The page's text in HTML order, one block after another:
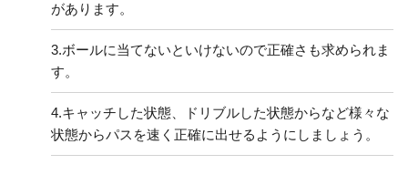
があります。
3.ボールに当てないといけないので正確さも求められま
す。
4.キャッチした状態、ドリブルした状態からなど様々な
状態からパスを速く正確に出せるようにしましょう。